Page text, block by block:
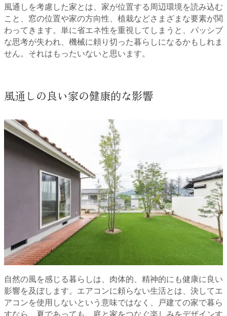
風通しを考慮した家とは、家が位置する周辺環境を読み込む
こと、窓の位置や家の方向性、植栽などさまざまな要素が関
わってきます。単に省エネ性を重視してしまうと、パッシブ
な思考が失われ、機械に頼り切った暮らしになるかもしれま
せん。それはもったいないと思います。
風通しの良い家の健康的な影響
自然の風を感じる暮らしは、肉体的、精神的にも健康に良い
影響を及ぼします。エアコンに頼らない生活とは、決してエ
アコンを使用しないという意味ではなく、戸建ての家で暮ら